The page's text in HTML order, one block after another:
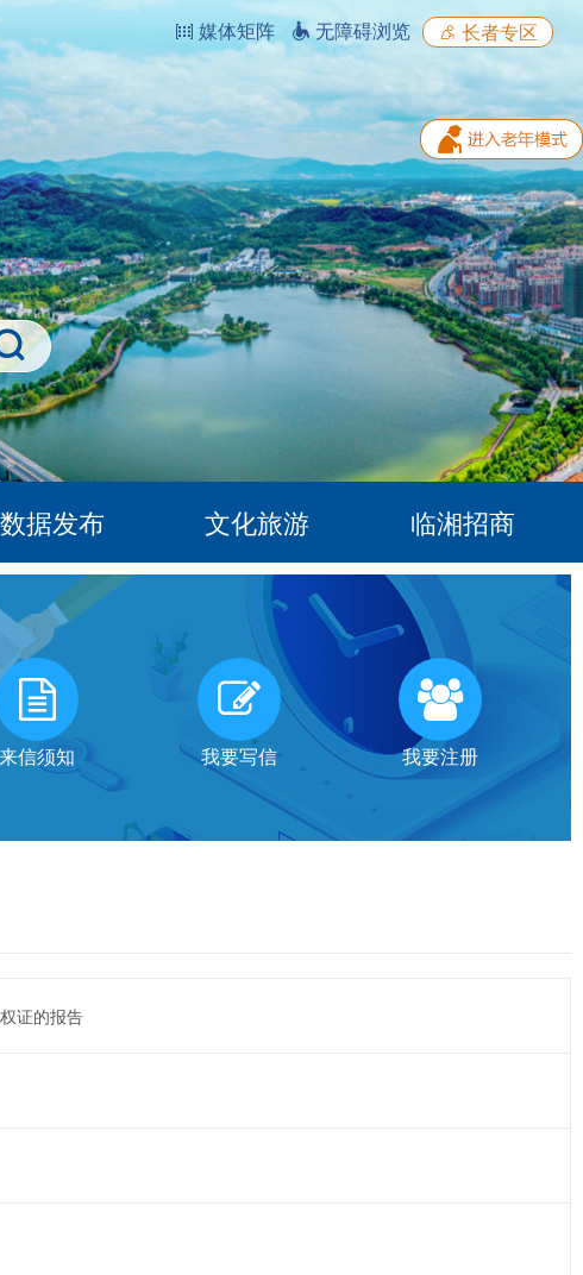
媒体矩阵 无障碍浏览 长者专区
数据发布 文化旅游 临湘招商
来信须知 我要写信 我要注册
证的报告